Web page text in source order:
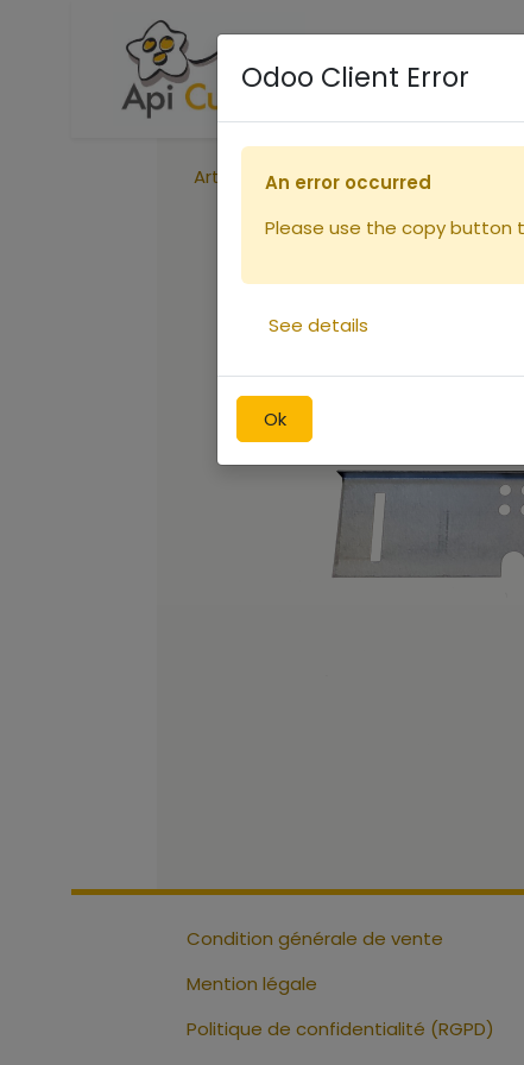
Accueil Boutique
Articles Réduction entrée ruchette
Condition générale de vente
Mention légale
Politique de confidentialité (RGPD)
Odoo Client Error
Ok
An error occurred
Please use the copy button
See details